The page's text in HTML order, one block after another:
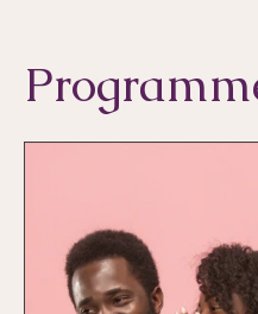
treffen und ihr Leben in
leben.